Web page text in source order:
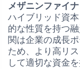
メザニンファイ
ハイブリッド資
的な性質を持つ
関は企業の成長
ため、より高リ
して適切な資金